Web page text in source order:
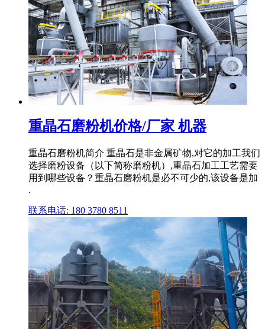
重晶石磨粉机价格/厂家 机器
重晶石磨粉机简介 重晶石是非金属矿物,对它的加工我们
选择磨粉设备（以下简称磨粉机）,重晶石加工工艺需要
用到哪些设备？重晶石磨粉机是必不可少的,该设备是加
.
联系电话: 180 3780 8511